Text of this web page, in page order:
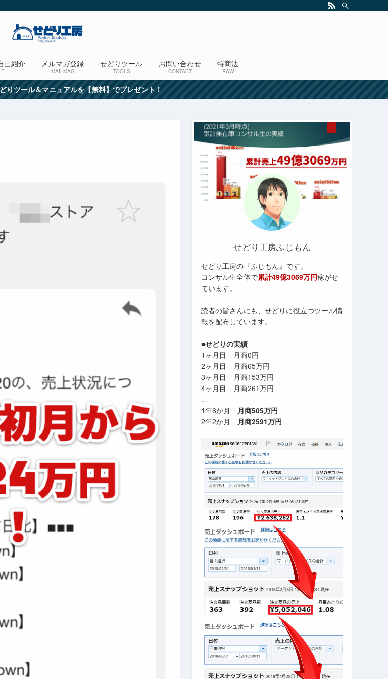
己紹介 メルマガ登録
MAILMAG
せどりツール
TOOLS
お問い合わせ
CONTACT
特商法
RAW
りツール＆マニュアルを【無料】でプレゼント！
せどり工房ふじもん
せどり工房の『ふじもん』です。
コンサル生全体で累計49億3069万円稼がせ
ています。
読者の皆さんにも、せどりに役立つツール情
報を配布しています。
■せどりの実績
1ヶ月目 月商0円
2ヶ月目 月商65万円
3ヶ月目 月商153万円
4ヶ月目 月商261万円
…
1年6か月 月商505万円
2年2か月 月商2591万円